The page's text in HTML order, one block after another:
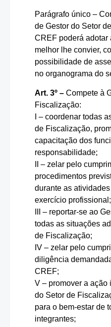
Parágrafo único –
de Gestor do Setor
CREF poderá adotar
melhor lhe convier,
possibilidade de
no organograma do
Art. 3º – Compete à
Fiscalização:
I – coordenar todas
de Fiscalização,
capacitação dos
responsabilidade;
II – zelar pelo
procedimentos
durante as
exercício profissional;
III – reportar-se ao
todas as situações
de Fiscalização;
IV – zelar pelo
diligência
CREF;
V – promover a ação
do Setor de
para o bem-estar de
integrantes;